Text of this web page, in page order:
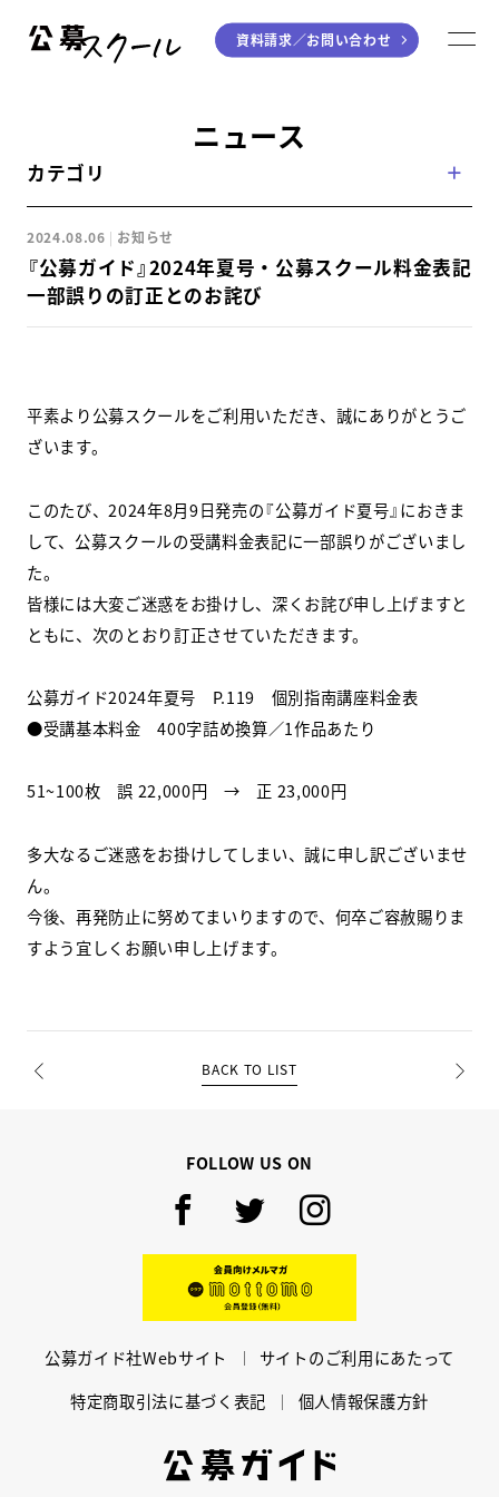
ジャンルから探す
小説
エッセイ
童話
ライティング
音楽（作詞・作曲）
アート・絵本
デジタル講座
入門・実践講座
スクールマガジン
コンセプト
ニュース
資料請求／ お問い合わせ
資料請求／お問い合わせ
オンライン課題提出
ニュース
カテゴリ
2024.08.06 お知らせ
『公募ガイド』2024年夏号・公募スクール料金表記
一部誤りの訂正とのお詫び
平素より公募スクールをご利用いただき、誠にありがとうご
ざいます。
このたび、2024年8月9日発売の『公募ガイド夏号』におきま
して、公募スクールの受講料金表記に一部誤りがございまし
た。
皆様には大変ご迷惑をお掛けし、深くお詫び申し上げますと
ともに、次のとおり訂正させていただきます。
公募ガイド2024年夏号 P.119 個別指南講座料金表
●受講基本料金 400字詰め換算／1作品あたり
51~100枚 誤 22,000円 → 正 23,000円
多大なるご迷惑をお掛けしてしまい、誠に申し訳ございませ
ん。
今後、再発防止に努めてまいりますので、何卒ご容赦賜りま
すよう宜しくお願い申し上げます。
BACK TO LIST
FOLLOW US ON
Facebook
TwitterInstagram
公募ガイド社Webサイト
サイトのご利用にあたって
特定商取引法に基づく表記
個人情報保護方針